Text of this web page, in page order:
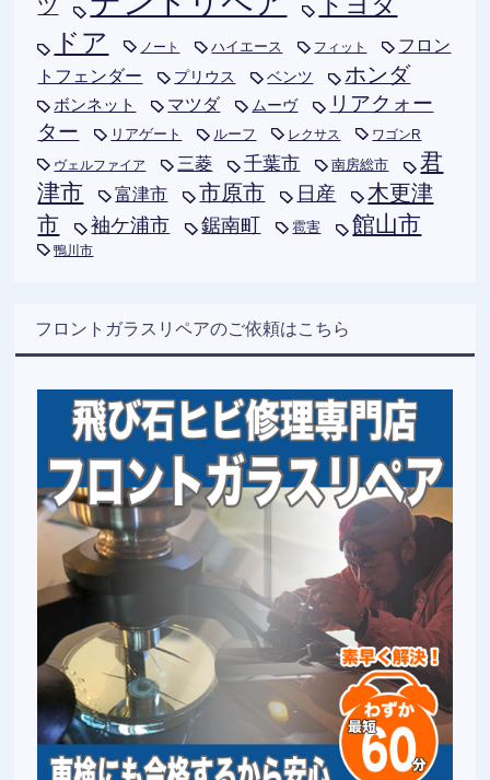
ツ
ドア
ノート ハイエース フィット
フロン
トフェンダー
プリウス ベンツ ホンダ
ボンネット マツダ ムーヴ
リアクォー
ター
リアゲート ルーフ レクサス ワゴンR
ヴェルファイア 三菱 千葉市 南房総市
君
津市
富津市 市原市 日産
木更津
市
袖ケ浦市 鋸南町 雹害 館山市
鴨川市
フロントガラスリペアのご依頼はこちら